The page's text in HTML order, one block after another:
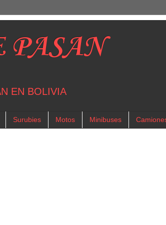
PASAN
EN BOLIVIA
Surubies Motos Minibuses